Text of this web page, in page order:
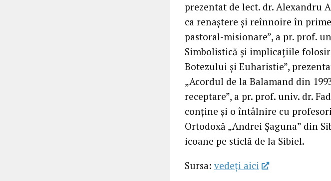
prezentat de lect. dr. Alexandru
ca renaştere şi reînnoire în
pastoral-misionare”, a pr. prof.
Simbolistică şi implicaţiile
Botezului şi Euharistie”,
„Acordul de la Balamand din
receptare”, a pr. prof. univ. dr.
conţine şi o întâlnire cu
Ortodoxă „Andrei Şaguna” din
icoane pe sticlă de la Sibiel.
Sursa: vedeţi aici